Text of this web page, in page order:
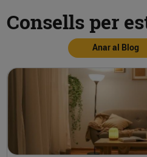
Consells per
Anar al Blog